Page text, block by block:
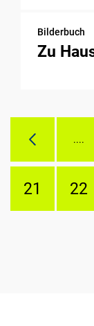
Bilderbuch
Zu
....
21 22